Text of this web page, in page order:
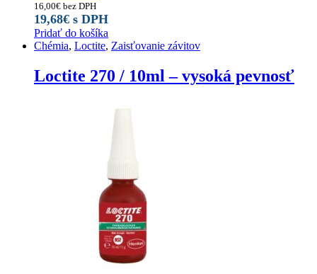
16,00€ bez DPH
19,68€ s DPH
Pridať do košíka
Chémia, Loctite, Zaisťovanie závitov
Loctite 270 / 10ml – vysoká pevnosť